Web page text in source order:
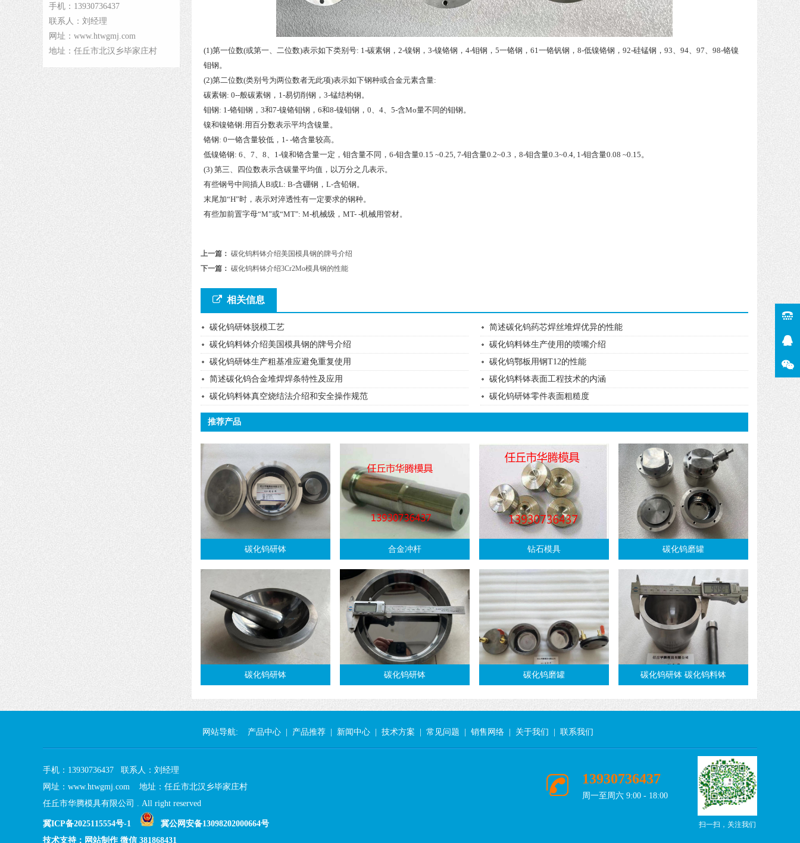
手机：13930736437
联系人：刘经理
网址：www.htwgmj.com
地址：任丘市北汉乡毕家庄村
(1)第一位数(或第一、二位数)表示如下类别号: 1-碳素钢，2-镍钢，3-镍铬钢，4-钼钢，5一铬钢，61一铬钒钢，8-低镍铬钢，92-硅锰钢，93、94、97、98-铬镍
钼钢。
(2)第二位数(类别号为两位数者无此项)表示如下钢种或合金元素含量:
碳素钢: 0--般碳素钢，1-易切削钢，3-锰结构钢。
钼钢: 1-铬钼钢，3和7-镍铬钼钢，6和8-镍钼钢，0、4、5-含Mo量不同的钼钢。
镍和镍铬钢:用百分数表示平均含镍量。
铬钢: 0一铬含量较低，1- -铬含量较高。
低镍铬钢: 6、7、8、1-镍和铬含量一定，钼含量不同，6-钼含量0.15 ~0.25, 7-钼含量0.2~0.3，8-钼含量0.3~0.4, 1-钼含量0.08 ~0.15。
(3) 第三、四位数表示含碳量平均值，以万分之几表示。
有些钢号中间插人B或L: B-含硼钢，L-含铅钢。
末尾加“H”时，表示对淬透性有一定要求的钢种。
有些加前置字母“M”或“MT": M-机械级，MT- -机械用管材。
上一篇： 碳化钨料钵介绍美国模具钢的牌号介绍
下一篇： 碳化钨料钵介绍3Cr2Mo模具钢的性能
相关信息
碳化钨研钵脱模工艺
简述碳化钨药芯焊丝堆焊优异的性能
碳化钨料钵介绍美国模具钢的牌号介绍
碳化钨料钵生产使用的喷嘴介绍
碳化钨研钵生产粗基准应避免重复使用
碳化钨鄂板用钢T12的性能
简述碳化钨合金堆焊焊条特性及应用
碳化钨料钵表面工程技术的内涵
碳化钨料钵真空烧结法介绍和安全操作规范
碳化钨研钵零件表面粗糙度
推荐产品
碳化钨研钵 合金冲杆 钻石模具 碳化钨磨罐
碳化钨研钵 碳化钨研钵 碳化钨磨罐 碳化钨研钵 碳化钨料钵
网站导航: 产品中心 产品推荐 新闻中心 技术方案 常见问题 销售网络 关于我们 联系我们
手机：13930736437 联系人：刘经理
网址：www.htwgmj.com 地址：任丘市北汉乡毕家庄村
任丘市华腾模具有限公司 . All right reserved
冀ICP备2025115554号-1
冀公网安备13098202000664号
技术支持：网站制作 微信 381868431
扫一扫，关注我们
13930736437
周一至周六 9:00 - 18:00